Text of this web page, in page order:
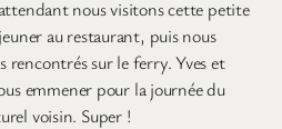
nous visitons cette petite
au restaurant, puis nous
rencontrés sur le ferry. Yves et
emmener pour la journée du
voisin. Super !